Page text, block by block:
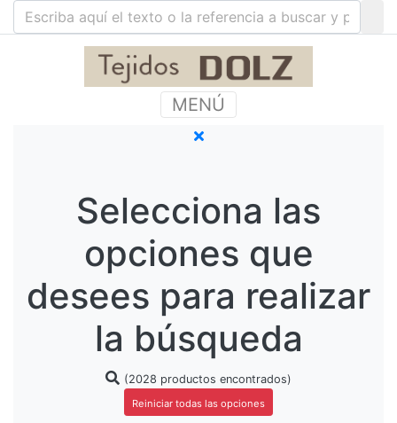
MENÚ
Selecciona las
opciones que
desees para realizar
la búsqueda
(2028 productos encontrados)
Reiniciar todas las opciones